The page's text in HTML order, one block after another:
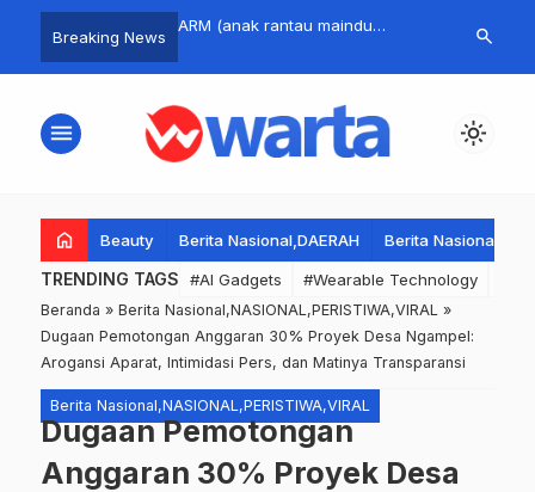
Breaking News
for the Ultimate
ARM (anak rantau maindu
Sinergi
Damai untuk
search
menu light_mode
home Beauty Berita Nasional,DAERAH Berita
TRENDING TAGS #AI Gadgets #Wearable Technology
Beranda » Berita Nasional,NASIONAL,PERISTIWA,VIRAL »
Dugaan Pemotongan Anggaran 30% Proyek Desa Ngampel:
Arogansi Aparat, Intimidasi Pers, dan Matinya Transparansi
Berita Nasional,NASIONAL,PERISTIWA,VIRAL
Dugaan Pemotongan
Anggaran 30% Proyek Desa